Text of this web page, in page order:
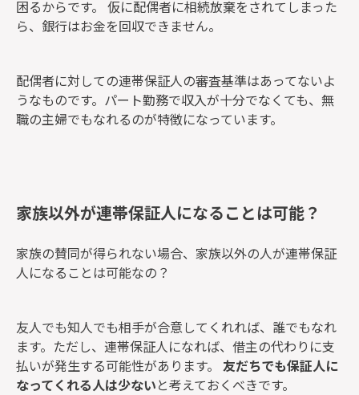
困るからです。 仮に配偶者に相続放棄をされてしまった
ら、銀行はお金を回収できません。
配偶者に対しての連帯保証人の審査基準はあってないよ
うなものです。パート勤務で収入が十分でなくても、無
職の主婦でもなれるのが特徴になっています。
家族以外が連帯保証人になることは可能？
家族の賛同が得られない場合、家族以外の人が連帯保証
人になることは可能なの？
友人でも知人でも相手が合意してくれれば、誰でもなれ
ます。 ただし、連帯保証人になれば、借主の代わりに支
払いが発生する可能性があります。 友だちでも保証人に
なってくれる人は少ないと考えておくべきです。